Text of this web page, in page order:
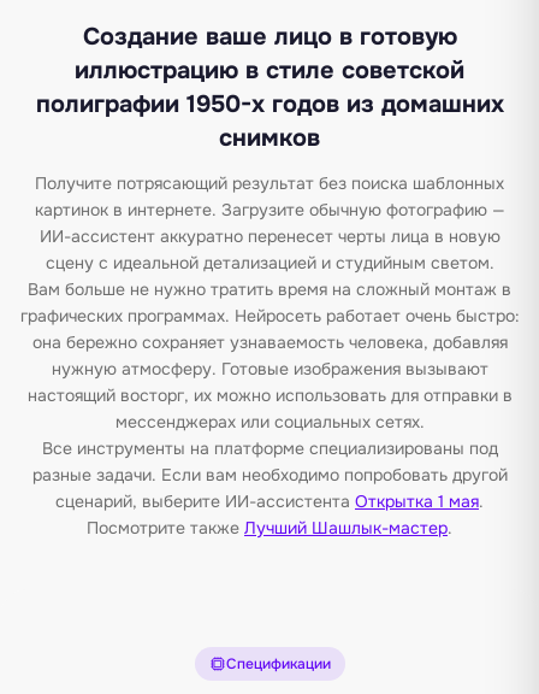
Создание ваше лицо в готовую
иллюстрацию в стиле советской
полиграфии 1950-х годов из домашних
снимков
Получите потрясающий результат без поиска шаблонных
картинок в интернете. Загрузите обычную фотографию —
ИИ-ассистент аккуратно перенесет черты лица в новую
сцену с идеальной детализацией и студийным светом.
Вам больше не нужно тратить время на сложный монтаж в
графических программах. Нейросеть работает очень быстро:
она бережно сохраняет узнаваемость человека, добавляя
нужную атмосферу. Готовые изображения вызывают
настоящий восторг, их можно использовать для отправки в
мессенджерах или социальных сетях.
Все инструменты на платформе специализированы под
разные задачи. Если вам необходимо попробовать другой
сценарий, выберите ИИ-ассистента Открытка 1 мая.
Посмотрите также Лучший Шашлык-мастер.
Спецификации